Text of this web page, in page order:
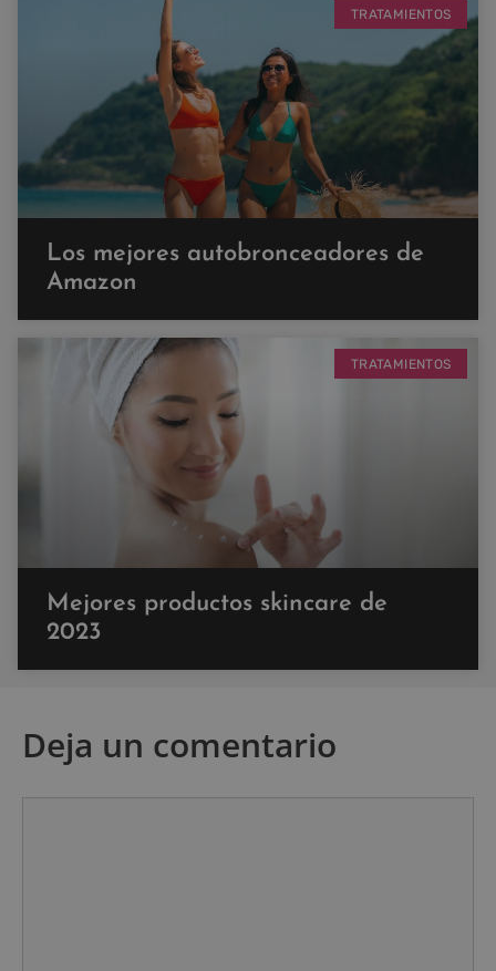
TRATAMIENTOS
Los mejores autobronceadores de
Amazon
TRATAMIENTOS
Mejores productos skincare de
2023
Deja un comentario